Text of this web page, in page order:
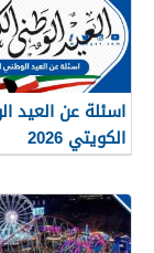
اسئلة عن العيد
الكويتي 2026